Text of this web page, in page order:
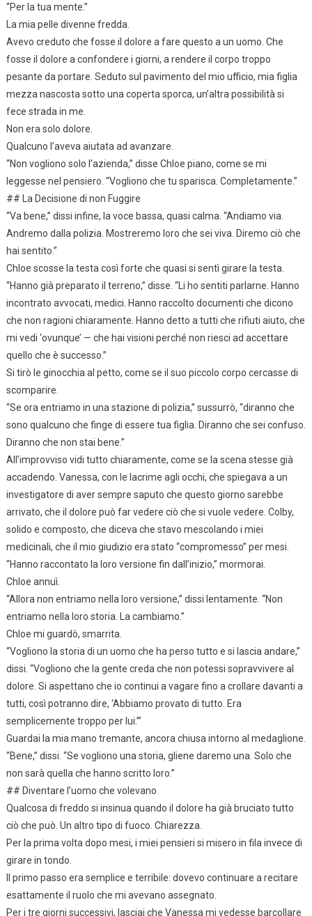
“Per la tua mente.”
La mia pelle divenne fredda.
Avevo creduto che fosse il dolore a fare questo a un uomo. Che
fosse il dolore a confondere i giorni, a rendere il corpo troppo
pesante da portare. Seduto sul pavimento del mio ufficio, mia figlia
mezza nascosta sotto una coperta sporca, un’altra possibilità si
fece strada in me.
Non era solo dolore.
Qualcuno l’aveva aiutata ad avanzare.
“Non vogliono solo l’azienda,” disse Chloe piano, come se mi
leggesse nel pensiero. “Vogliono che tu sparisca. Completamente.”
## La Decisione di non Fuggire
“Va bene,” dissi infine, la voce bassa, quasi calma. “Andiamo via.
Andremo dalla polizia. Mostreremo loro che sei viva. Diremo ciò che
hai sentito.”
Chloe scosse la testa così forte che quasi si sentì girare la testa.
“Hanno già preparato il terreno,” disse. “Li ho sentiti parlarne. Hanno
incontrato avvocati, medici. Hanno raccolto documenti che dicono
che non ragioni chiaramente. Hanno detto a tutti che rifiuti aiuto, che
mi vedi ‘ovunque’ — che hai visioni perché non riesci ad accettare
quello che è successo.”
Si tirò le ginocchia al petto, come se il suo piccolo corpo cercasse di
scomparire.
“Se ora entriamo in una stazione di polizia,” sussurrò, “diranno che
sono qualcuno che finge di essere tua figlia. Diranno che sei confuso.
Diranno che non stai bene.”
All’improvviso vidi tutto chiaramente, come se la scena stesse già
accadendo. Vanessa, con le lacrime agli occhi, che spiegava a un
investigatore di aver sempre saputo che questo giorno sarebbe
arrivato, che il dolore può far vedere ciò che si vuole vedere. Colby,
solido e composto, che diceva che stavo mescolando i miei
medicinali, che il mio giudizio era stato “compromesso” per mesi.
“Hanno raccontato la loro versione fin dall’inizio,” mormorai.
Chloe annuì.
“Allora non entriamo nella loro versione,” dissi lentamente. “Non
entriamo nella loro storia. La cambiamo.”
Chloe mi guardò, smarrita.
“Vogliono la storia di un uomo che ha perso tutto e si lascia andare,”
dissi. “Vogliono che la gente creda che non potessi sopravvivere al
dolore. Si aspettano che io continui a vagare fino a crollare davanti a
tutti, così potranno dire, ‘Abbiamo provato di tutto. Era
semplicemente troppo per lui.’”
Guardai la mia mano tremante, ancora chiusa intorno al medaglione.
“Bene,” dissi. “Se vogliono una storia, gliene daremo una. Solo che
non sarà quella che hanno scritto loro.”
## Diventare l’uomo che volevano
Qualcosa di freddo si insinua quando il dolore ha già bruciato tutto
ciò che può. Un altro tipo di fuoco. Chiarezza.
Per la prima volta dopo mesi, i miei pensieri si misero in fila invece di
girare in tondo.
Il primo passo era semplice e terribile: dovevo continuare a recitare
esattamente il ruolo che mi avevano assegnato.
Per i tre giorni successivi, lasciai che Vanessa mi vedesse barcollare